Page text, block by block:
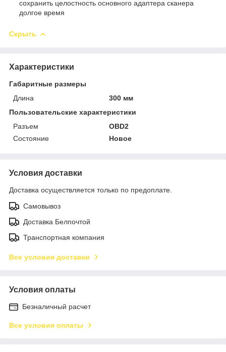
сохранить целостность основного адаптера сканера
долгое время
Скрыть
Характеристики
Габаритные размеры
Длина
300 мм
Пользовательские характеристики
Разъем
OBD2
Состояние
Новое
Условия доставки
Доставка осуществляется только по предоплате.
Самовывоз
Доставка Белпочтой
Транспортная компания
Все условия доставки
Условия оплаты
Безналичный расчет
Все условия оплаты